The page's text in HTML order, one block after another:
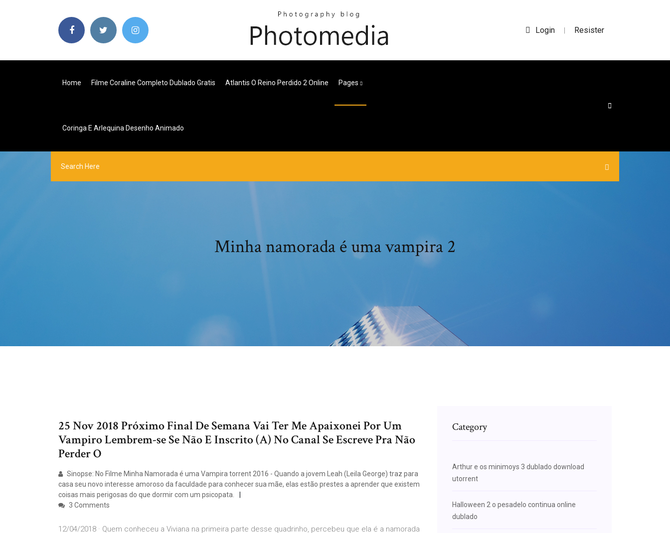
Login | Resister
Home Filme Coraline Completo Dublado Gratis Atlantis O Reino Perdido 2 Online Pages
Coringa E Arlequina Desenho Animado
Minha namorada é uma vampira 2
25 Nov 2018 Próximo Final De Semana Vai Ter Me Apaixonei Por Um
Vampiro Lembrem-se Se Não E Inscrito (A) No Canal Se Escreve Pra Não
Perder O
Sinopse: No Filme Minha Namorada é uma Vampira torrent 2016 - Quando a jovem Leah (Leila George) traz para
casa seu novo interesse amoroso da faculdade para conhecer sua mãe, elas estão prestes a aprender que existem
coisas mais perigosas do que dormir com um psicopata.
3 Comments
12/04/2018 · Quem conheceu a Viviana na primeira parte desse quadrinho, percebeu que ela é a namorada
Category
Arthur e os minimoys 3 dublado download
utorrent
Halloween 2 o pesadelo continua online
dublado